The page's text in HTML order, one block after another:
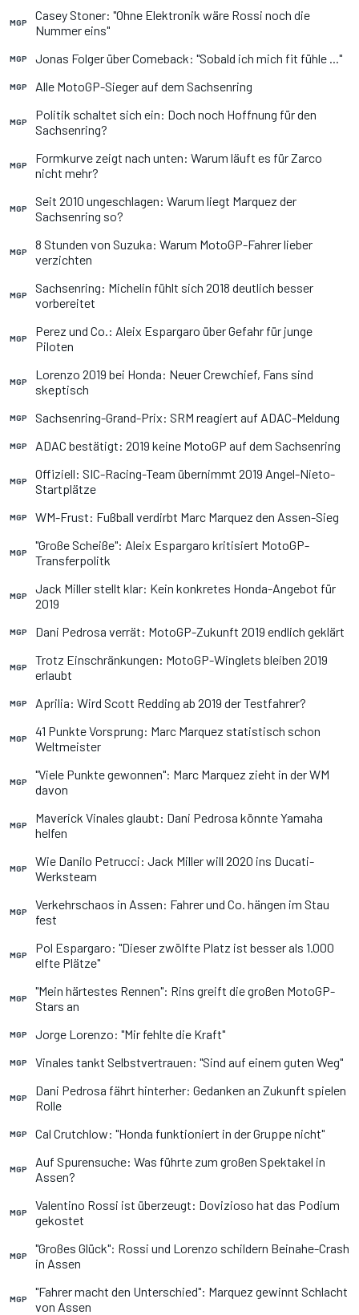
MGP
Casey Stoner: "Ohne Elektronik wäre Rossi noch die
Nummer eins"
MGP Jonas Folger über Comeback: "Sobald ich mich fit fühle ..."
MGP Alle MotoGP-Sieger auf dem Sachsenring
MGP
Politik schaltet sich ein: Doch noch Hoffnung für den
Sachsenring?
MGP
Formkurve zeigt nach unten: Warum läuft es für Zarco
nicht mehr?
MGP
Seit 2010 ungeschlagen: Warum liegt Marquez der
Sachsenring so?
MGP
8 Stunden von Suzuka: Warum MotoGP-Fahrer lieber
verzichten
MGP
Sachsenring: Michelin fühlt sich 2018 deutlich besser
vorbereitet
MGP
Perez und Co.: Aleix Espargaro über Gefahr für junge
Piloten
MGP
Lorenzo 2019 bei Honda: Neuer Crewchief, Fans sind
skeptisch
MGP Sachsenring-Grand-Prix: SRM reagiert auf ADAC-Meldung
MGP ADAC bestätigt: 2019 keine MotoGP auf dem Sachsenring
MGP
Offiziell: SIC-Racing-Team übernimmt 2019 Angel-Nieto-
Startplätze
MGP WM-Frust: Fußball verdirbt Marc Marquez den Assen-Sieg
MGP
"Große Scheiße": Aleix Espargaro kritisiert MotoGP-
Transferpolitk
MGP
Jack Miller stellt klar: Kein konkretes Honda-Angebot für
2019
MGP Dani Pedrosa verrät: MotoGP-Zukunft 2019 endlich geklärt
MGP
Trotz Einschränkungen: MotoGP-Winglets bleiben 2019
erlaubt
MGP Aprilia: Wird Scott Redding ab 2019 der Testfahrer?
MGP
41 Punkte Vorsprung: Marc Marquez statistisch schon
Weltmeister
MGP
"Viele Punkte gewonnen": Marc Marquez zieht in der WM
davon
MGP
Maverick Vinales glaubt: Dani Pedrosa könnte Yamaha
helfen
MGP
Wie Danilo Petrucci: Jack Miller will 2020 ins Ducati-
Werksteam
MGP
Verkehrschaos in Assen: Fahrer und Co. hängen im Stau
fest
MGP
Pol Espargaro: "Dieser zwölfte Platz ist besser als 1.000
elfte Plätze"
MGP
"Mein härtestes Rennen": Rins greift die großen MotoGP-
Stars an
MGP Jorge Lorenzo: "Mir fehlte die Kraft"
MGP Vinales tankt Selbstvertrauen: "Sind auf einem guten Weg"
MGP
Dani Pedrosa fährt hinterher: Gedanken an Zukunft spielen
Rolle
MGP Cal Crutchlow: "Honda funktioniert in der Gruppe nicht"
MGP
Auf Spurensuche: Was führte zum großen Spektakel in
Assen?
MGP
Valentino Rossi ist überzeugt: Dovizioso hat das Podium
gekostet
MGP
"Großes Glück": Rossi und Lorenzo schildern Beinahe-Crash
in Assen
MGP
"Fahrer macht den Unterschied": Marquez gewinnt Schlacht
von Assen